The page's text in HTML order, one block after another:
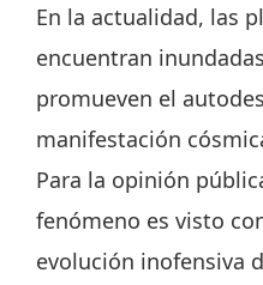
En la actualidad, las
encuentran
promueven el
manifestación
Para la opinión
fenómeno es visto
evolución inofensiva